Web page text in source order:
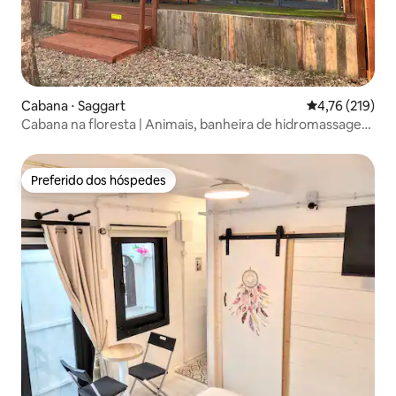
Cabana ⋅ Saggart 4,76 de uma
4,76 (219)
Cabana na floresta | Animais, banheira de hidromassagem
Preferido dos hóspedes
Preferido dos hóspedes